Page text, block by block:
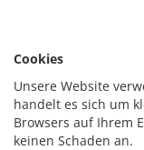
Cookies
Unsere Website
handelt es sich um
Browsers auf Ihrem
keinen Schaden an.